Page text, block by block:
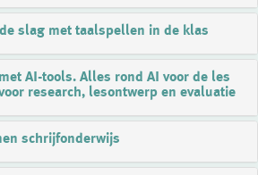
slag met taalspellen in de klas
AI-tools. Alles rond AI voor de les
research, lesontwerp en evaluatie
schrijfonderwijs